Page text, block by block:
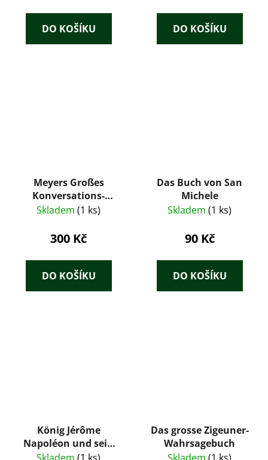
DO KOŠÍKU DO KOŠÍKU
Meyers Großes
Konversations-
Lexikon 2.
Skladem (1 ks)
300 Kč
DO KOŠÍKU
Das Buch von San
Michele
Skladem (1 ks)
90 Kč
DO KOŠÍKU
König Jérôme
Napoléon und sein
Capri :Historische-
Das grosse Zigeuner-
Wahrsagebuch